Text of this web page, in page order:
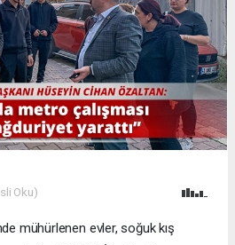
Oku)
mühürlenen evler, soğuk kış